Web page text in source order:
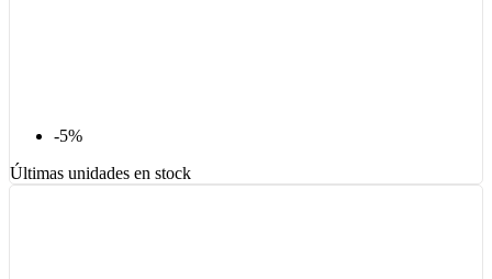
-5%
Últimas unidades en stock